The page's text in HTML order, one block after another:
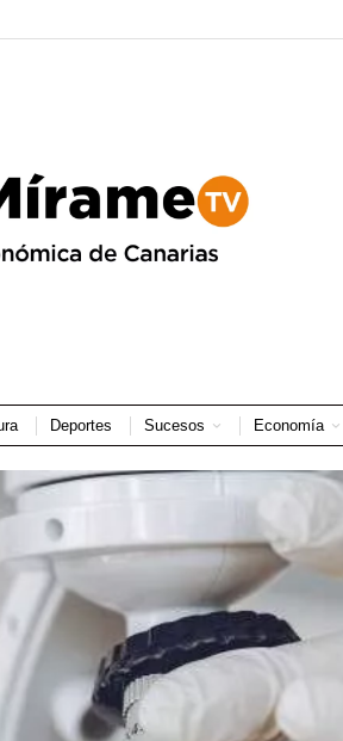
Deportes Sucesos Economía